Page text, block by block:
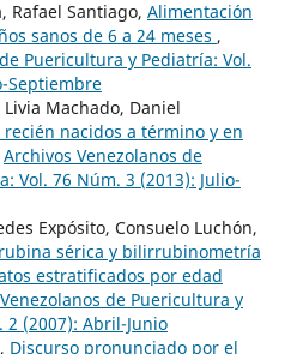
Rafael Santiago, Alimentación
sanos de 6 a 24 meses ,
Puericultura y Pediatría: Vol.
Septiembre
Machado, Daniel
nacidos a término y en
Archivos Venezolanos de
Vol. 76 Núm. 3 (2013): Julio-
Expósito, Consuelo Luchón,
sérica y bilirrubinometría
estratificados por edad
de Puericultura y
2 (2007): Abril-Junio
Discurso pronunciado por el